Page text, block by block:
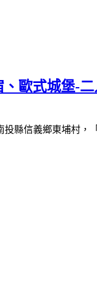
歐式城堡-
投縣信義鄉東埔村，